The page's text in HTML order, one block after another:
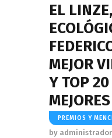
EL
MEJOR
Y TOP
PREMIOS Y
by administrador